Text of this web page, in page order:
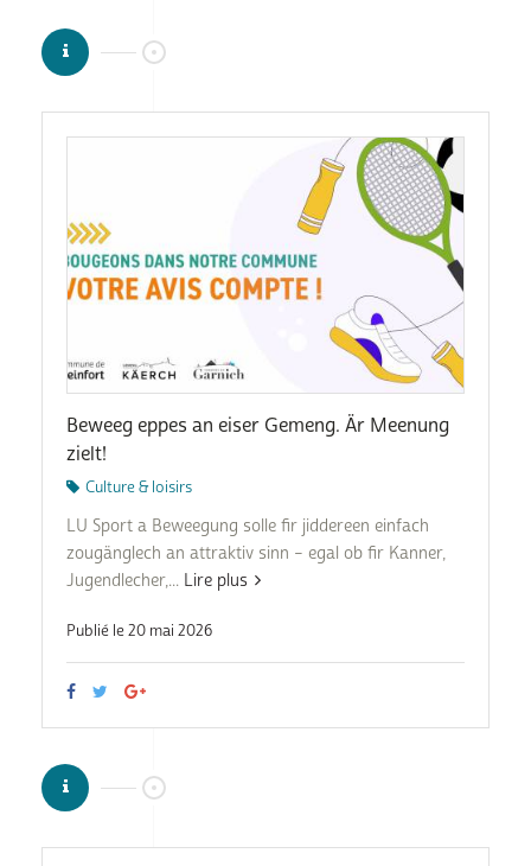
Beweeg eppes an eiser Gemeng. Är Meenung
zielt!
Culture & loisirs
LU Sport a Beweegung solle fir jiddereen einfach
zougänglech an attraktiv sinn – egal ob fir Kanner,
Jugendlecher,... Lire plus
Publié le 20 mai 2026